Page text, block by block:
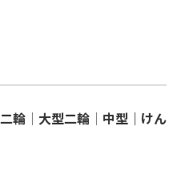
輪│大型二輪│中型│けん